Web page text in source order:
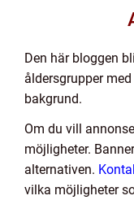
Den här bloggen
åldersgrupper
bakgrund.
Om du vill
möjligheter.
alternativen.
vilka möjligheter